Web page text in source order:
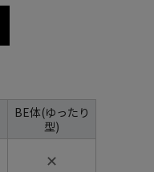
BE体(ゆったり
型)
✕